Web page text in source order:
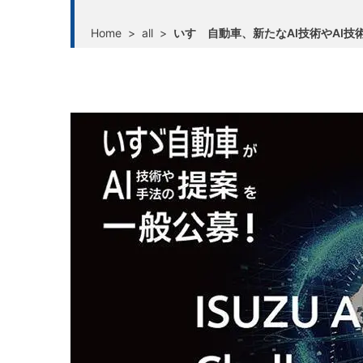
Home > all > いすゞ自動車、新たなAI技術やAI